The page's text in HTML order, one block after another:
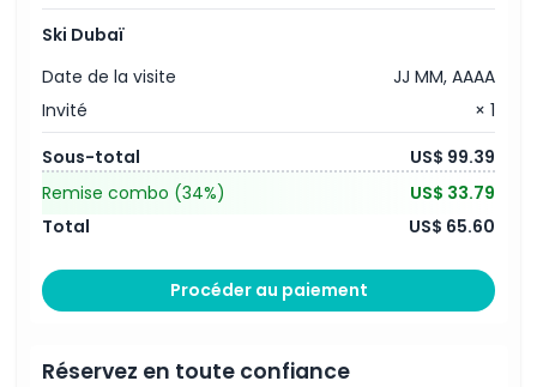
moins de 13 ans.
Ski Dubaï
Date de la visite
JJ MM, AAAA
Invité
× 1
Sous-total
US$ 99.39
Remise combo (34%)
US$ 33.79
Total
US$ 65.60
Procéder au paiement
Réservez en toute confiance